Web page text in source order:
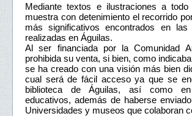
Mediante textos e ilustraciones a
muestra con detenimiento el recorrido
más significativos encontrados en las
realizadas en Águilas.
Al ser financiada por la Comunidad
prohibida su venta, si bien, como
se ha creado con una visión más bien
cual será de fácil acceso ya que se
biblioteca de Águilas, así como
educativos, además de haberse
Universidades y museos que colaboran